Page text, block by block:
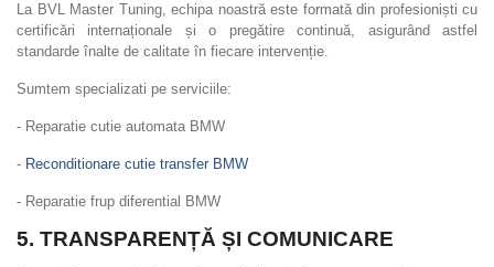
La BVL Master Tuning, echipa noastră este formată din profesioniști cu
certificări internaționale și o pregătire continuă, asigurând astfel
standarde înalte de calitate în fiecare intervenție.
Sumtem specializati pe serviciile:
- Reparatie cutie automata BMW
- Reconditionare cutie transfer BMW
- Reparatie frup diferential BMW
5. TRANSPARENȚĂ ȘI COMUNICARE